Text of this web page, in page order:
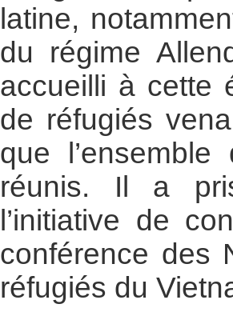
latine,
du régime
accueilli à cette
de réfugiés
que
réunis. Il a
l’initiative de
conférence des
réfugiés du